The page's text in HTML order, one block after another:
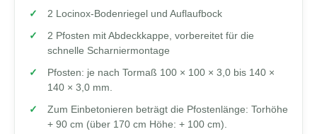
2 Locinox-Bodenriegel und Auflaufbock
2 Pfosten mit Abdeckkappe, vorbereitet für die
schnelle Scharniermontage
Pfosten: je nach Tormaß 100 × 100 × 3,0 bis 140 ×
140 × 3,0 mm.
Zum Einbetonieren beträgt die Pfostenlänge: Torhöhe
+ 90 cm (über 170 cm Höhe: + 100 cm).